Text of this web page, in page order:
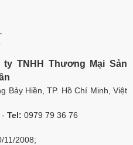
ty TNHH Thương Mại Sản
Bảy Hiền, TP. Hồ Chí Minh, Việt
Tel: 0979 79 36 76
11/2008;